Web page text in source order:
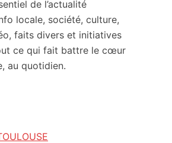
de l’actualité
locale, société, culture,
faits divers et initiatives
ce qui fait battre le cœur
au quotidien.